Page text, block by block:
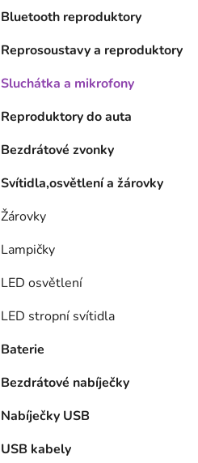
Bluetooth reproduktory
Reprosoustavy a reproduktory
Sluchátka a mikrofony
Reproduktory do auta
Bezdrátové zvonky
Svítidla,osvětlení a žárovky
Žárovky
Lampičky
LED osvětlení
LED stropní svítidla
Baterie
Bezdrátové nabíječky
Nabíječky USB
USB kabely